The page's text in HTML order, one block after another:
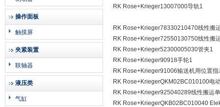
操作面板
触摸屏
夹紧装置
联轴器
液压类
气缸
RK Rose+Krieger13007000导轨1
RK Rose+Krieger78330210470线性搬
RK Rose+Krieger72550130750线性搬
RK Rose+Krieger52300005030管夹1
RK Rose+Krieger90918手轮1
RK Rose+Krieger91006输送机用位置指
RK Rose+KriegerQKM02BC010100电
RK Rose+Krieger925040289线性搬运
RK Rose+KriegerQKB02BC010040